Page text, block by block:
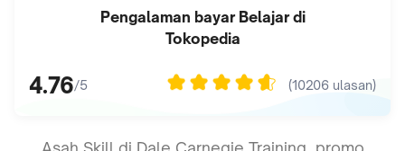
Pengalaman bayar Belajardi
Tokopedia
4.76/5 (10206 ulasan)